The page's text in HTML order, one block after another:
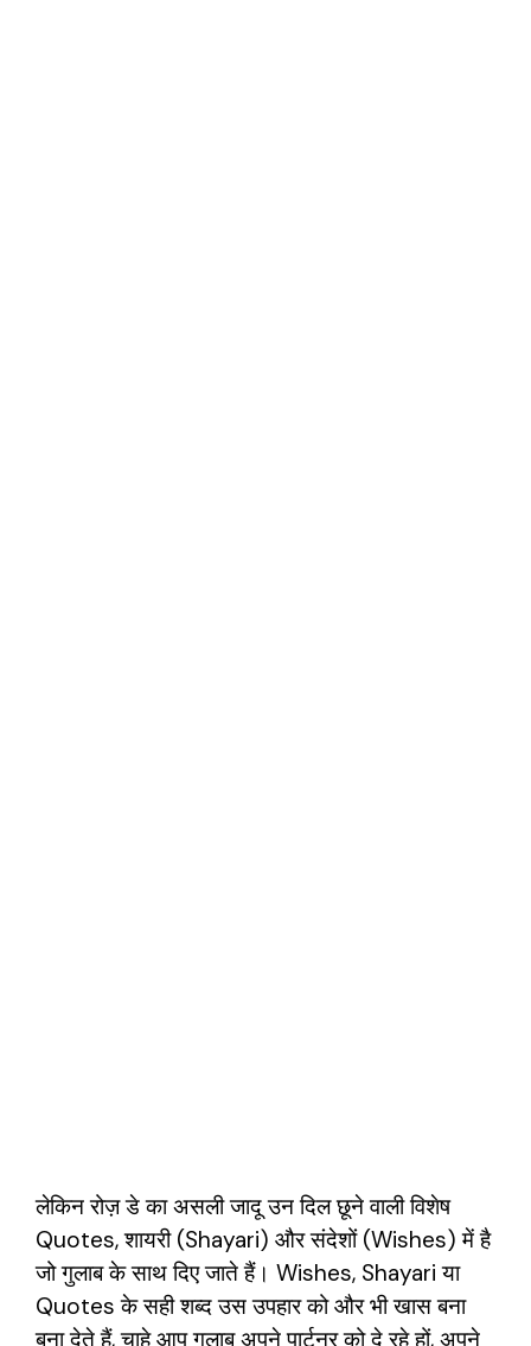
लेकिन रोज़ डे का असली जादू उन दिल छूने वाली विशेष
Quotes, शायरी (Shayari) और संदेशों (Wishes) में है
जो गुलाब के साथ दिए जाते हैं। Wishes, Shayari या
Quotes के सही शब्द उस उपहार को और भी खास बना
बना देते हैं, चाहे आप गुलाब अपने पार्टनर को दे रहे हों, अपने